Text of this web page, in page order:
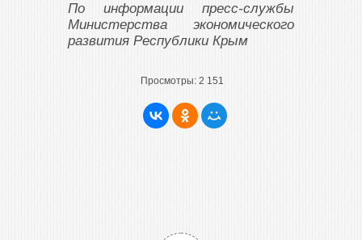
По информации пресс-службы
Министерства экономического
развития Республики Крым
Просмотры: 2 151